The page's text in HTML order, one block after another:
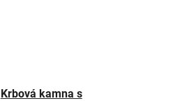
Krbová kamna s